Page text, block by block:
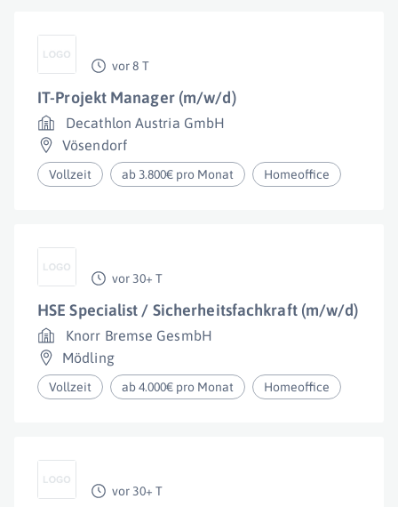
vor 8 T
IT-Projekt Manager (m/w/d)
Decathlon Austria GmbH
Vösendorf
Vollzeit ab 3.800€ pro Monat Homeoffice
vor 30+ T
HSE Specialist / Sicherheitsfachkraft (m/w/d)
Knorr Bremse GesmbH
Mödling
Vollzeit ab 4.000€ pro Monat Homeoffice
vor 30+ T